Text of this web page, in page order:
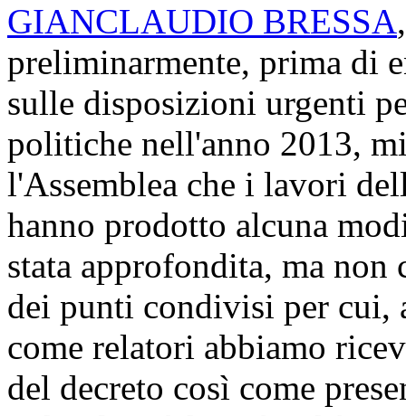
GIANCLAUDIO BRESSA
preliminarmente, prima di
sulle disposizioni urgenti
politiche nell'anno 2013,
l'Assemblea che i lavori
hanno prodotto alcuna
stata approfondita, ma non
dei punti condivisi per cui,
come relatori abbiamo
del decreto così come